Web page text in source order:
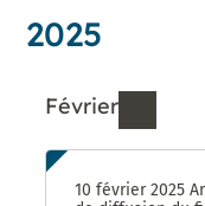
2025
Février
Ressources
10 février 2025